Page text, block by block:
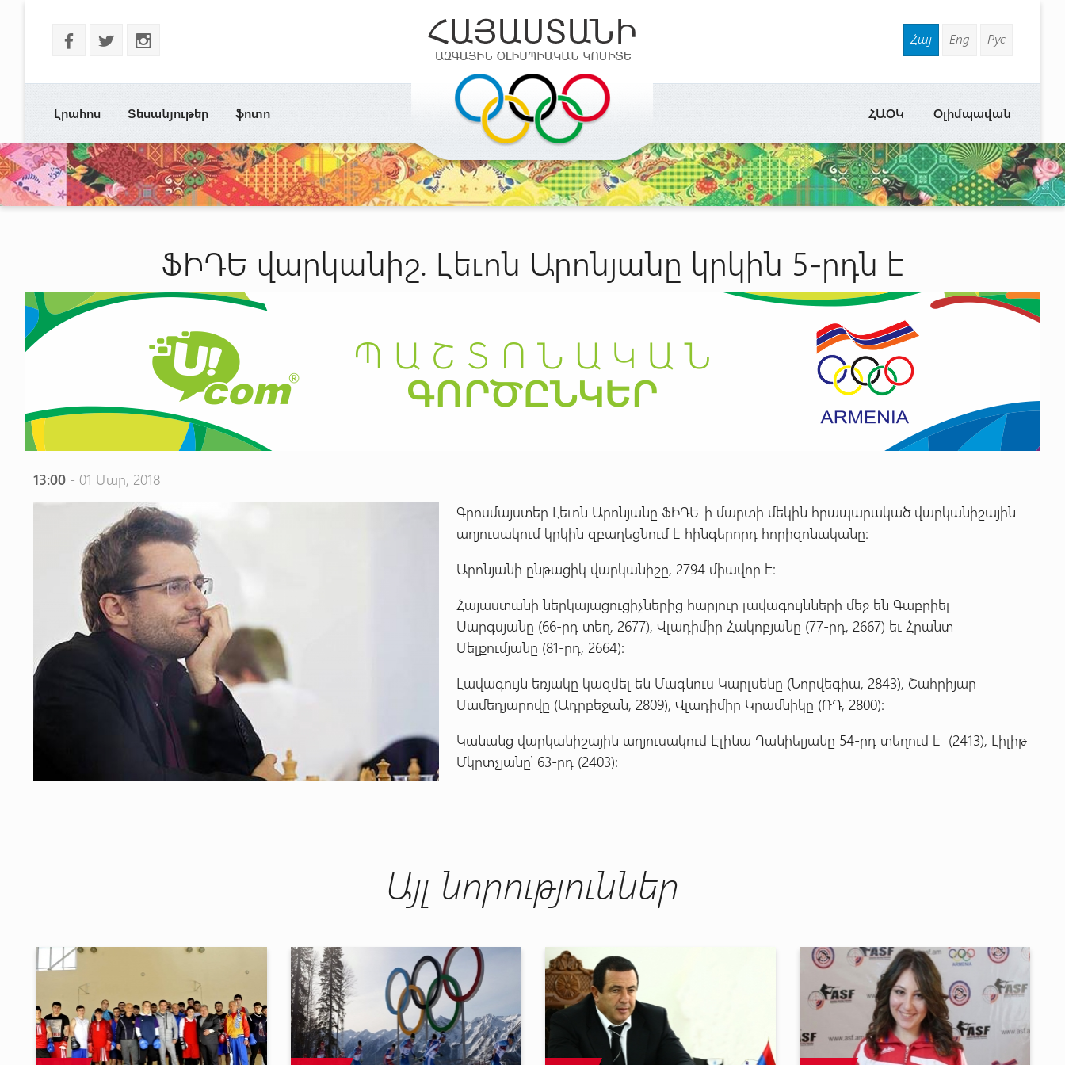
b a x Հայ Eng Рус
Լրահոս Տեսանյութեր ֆոտո Օլիմպավան
ՀԱՕԿ
ՖԻԴԵ վարկանիշ. Լեւոն Արոնյանը կրկին 5-րդն է
13:00 - 01 Մար, 2018
Գրոսմայստեր Լեւոն Արոնյանը ՖԻԴԵ-ի մարտի մեկին հրապարակած վարկանիշային
աղյուսակում կրկին զբաղեցնում է հինգերորդ հորիզոնականը:
Արոնյանի ընթացիկ վարկանիշը, 2794 միավոր է:
Հայաստանի ներկայացուցիչներից հարյուր լավագույնների մեջ են Գաբրիել
Սարգսյանը (66-րդ տեղ, 2677), Վլադիմիր Հակոբյանը (77-րդ, 2667) եւ Հրանտ
Մելքումյանը (81-րդ, 2664):
Լավագույն եռյակը կազմել են Մագնուս Կարլսենը (Նորվեգիա, 2843), Շահրիյար
Մամեդյարովը (Ադրբեջան, 2809), Վլադիմիր Կրամնիկը (ՌԴ, 2800):
Կանանց վարկանիշային աղյուսակում Էլինա Դանիելյանը 54-րդ տեղում է (2413), Լիլիթ
Մկրտչյանը՝ 63-րդ (2403):
Այլ նորություններ